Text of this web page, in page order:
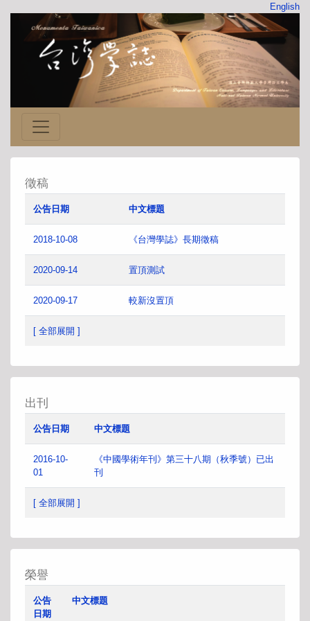
English
徵稿
公告日期 中文標題
2018-10-08 《台灣學誌》長期徵稿
2020-09-14 置頂測試
2020-09-17 較新沒置頂
[ 全部展開 ]
出刊
公告日期 中文標題
2016-10-
01
《中國學術年刊》第三十八期（秋季號）已出
刊
[ 全部展開 ]
榮譽
公告
日期
中文標題